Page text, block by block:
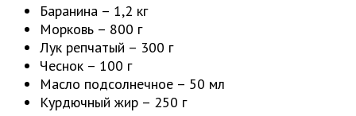
Баранина – 1,2 кг
Морковь – 800 г
Лук репчатый – 300 г
Чеснок – 100 г
Масло подсолнечное – 50 мл
Курдючный жир – 250 г